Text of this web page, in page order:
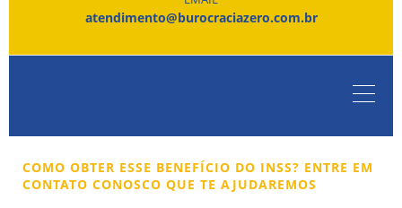
atendimento@burocraciazero.com.br
COMO OBTER ESSE BENEFÍCIO DO INSS? ENTRE EM
CONTATO CONOSCO QUE TE AJUDAREMOS